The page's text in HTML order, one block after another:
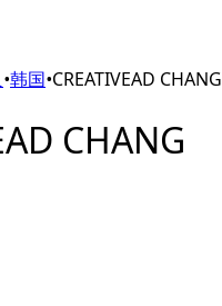
•韩国•CREATIVEAD CHANG
CHANG